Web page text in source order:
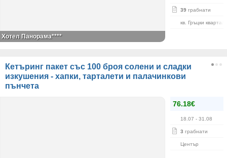
39 грабнати
кв. Гръцки квартал
Хотел Панорама****
Кетъринг пакет със 100 броя солени и сладки
изкушения - хапки, тарталети и палачинкови
пънчета
76.18€
18.07 - 31.08
3 грабнати
Център